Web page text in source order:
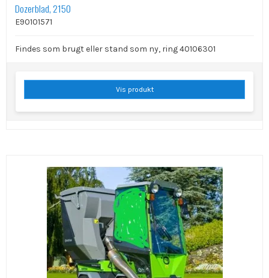
Dozerblad, 2150
E90101571
Findes som brugt eller stand som ny, ring 40106301
Vis produkt